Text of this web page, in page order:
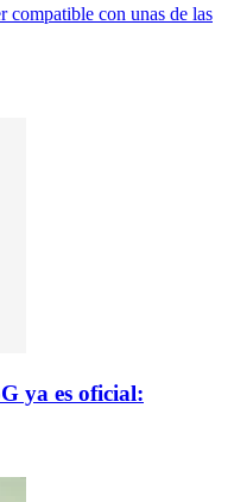
con unas de las
ya es oficial: